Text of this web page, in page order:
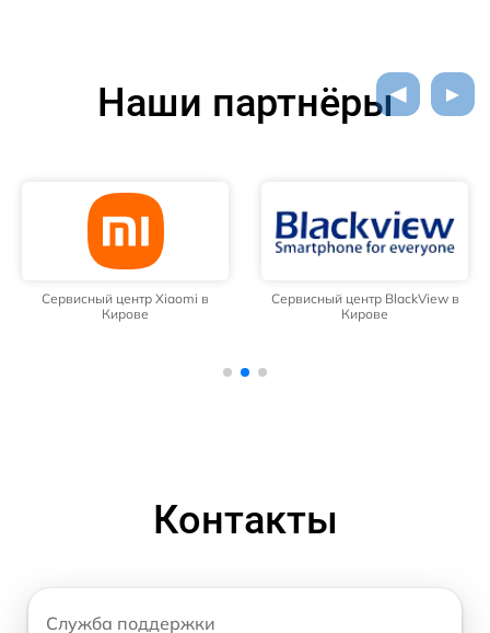
Наши партнёры
Сервисный центр Xiaomi в
Кирове
Сервисный центр BlackView в
Кирове
Контакты
Служба поддержки